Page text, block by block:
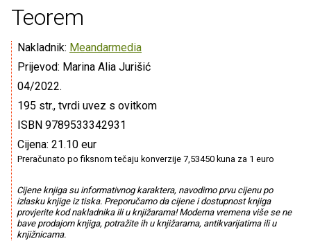
Teorem
Nakladnik: Meandarmedia
Prijevod: Marina Alia Jurišić
04/2022.
195 str., tvrdi uvez s ovitkom
ISBN 9789533342931
Cijena: 21.10 eur
Preračunato po fiksnom tečaju konverzije 7,53450 kuna za 1 euro
Cijene knjiga su informativnog karaktera, navodimo prvu cijenu po
izlasku knjige iz tiska. Preporučamo da cijene i dostupnost knjiga
provjerite kod nakladnika ili u knjižarama! Moderna vremena više se ne
bave prodajom knjiga, potražite ih u knjižarama, antikvarijatima ili u
knjižnicama.